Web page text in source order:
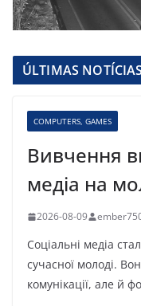
ÚLTIMAS NOTÍCIAS
COMPUTERS, GAMES
Вивчення
медіа на
2026-08-09
Соціальні медіа
сучасної молоді.
комунікації, але й